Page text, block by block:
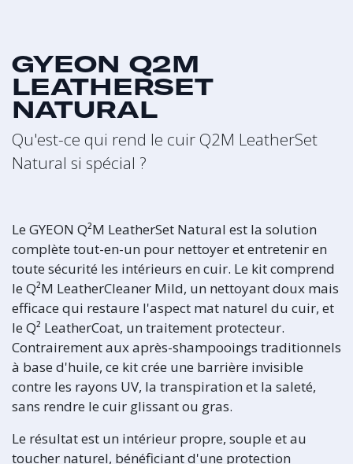
GYEON Q2M
LEATHERSET
NATURAL
Qu'est-ce qui rend le cuir Q2M LeatherSet
Natural si spécial ?
Le GYEON Q²M LeatherSet Natural est la solution
complète tout-en-un pour nettoyer et entretenir en
toute sécurité les intérieurs en cuir. Le kit comprend
le Q²M LeatherCleaner Mild, un nettoyant doux mais
efficace qui restaure l'aspect mat naturel du cuir, et
le Q² LeatherCoat, un traitement protecteur.
Contrairement aux après-shampooings traditionnels
à base d'huile, ce kit crée une barrière invisible
contre les rayons UV, la transpiration et la saleté,
sans rendre le cuir glissant ou gras.
Le résultat est un intérieur propre, souple et au
toucher naturel, bénéficiant d'une protection